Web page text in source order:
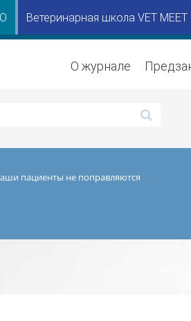
Ветеринарная школа VET MEET
О журнале
пациенты не поправляются